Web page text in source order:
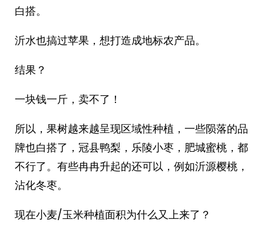
白搭。
沂水也搞过苹果，想打造成地标农产品。
结果？
一块钱一斤，卖不了！
所以，果树越来越呈现区域性种植，一些陨落的品
牌也白搭了，冠县鸭梨，乐陵小枣，肥城蜜桃，都
不行了。有些冉冉升起的还可以，例如沂源樱桃，
沾化冬枣。
现在小麦/玉米种植面积为什么又上来了？